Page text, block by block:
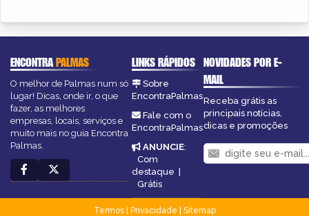
ENCONTRAPALMAS
O melhor de Palmas num só
lugar! Dicas, onde ir, o que
fazer, as melhores
empresas, locais, serviços e
muito mais no guia Encontra
Palmas.
LINKS RÁPIDOS
Sobre
EncontraPalmas
Fale com o
EncontraPalmas
ANUNCIE:
Com
destaque |
Grátis
NOVIDADES POR E-
MAIL
Receba grátis as
principais notícias,
dicas e promoções
Termos| Privacidade
Sitemap